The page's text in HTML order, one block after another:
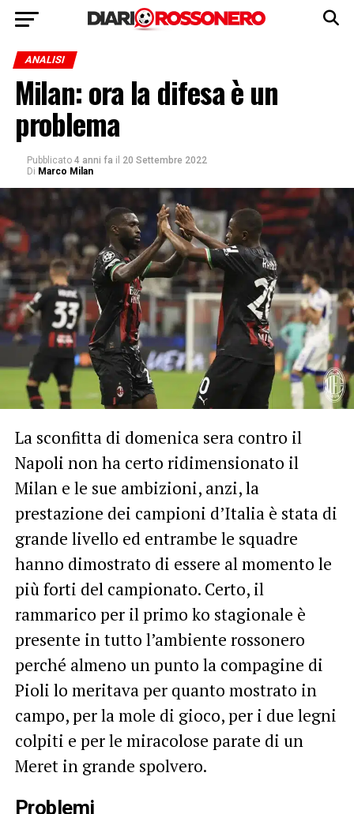
ANALISI
Milan: ora la difesa è un
problema
Pubblicato 4 anni fa il 20 Settembre 2022
Di Marco Milan
La sconfitta di domenica sera contro il
Napoli non ha certo ridimensionato il
Milan e le sue ambizioni, anzi, la
prestazione dei campioni d’Italia è stata di
grande livello ed entrambe le squadre
hanno dimostrato di essere al momento le
più forti del campionato. Certo, il
rammarico per il primo ko stagionale è
presente in tutto l’ambiente rossonero
perché almeno un punto la compagine di
Pioli lo meritava per quanto mostrato in
campo, per la mole di gioco, per i due legni
colpiti e per le miracolose parate di un
Meret in grande spolvero.
Problemi